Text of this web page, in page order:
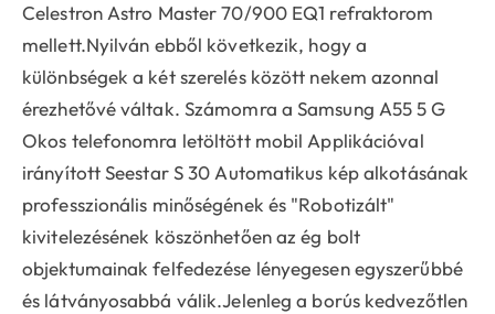
Celestron Astro Master 70/900 EQ1 refraktorom
mellett.Nyilván ebből következik, hogy a
különbségek a két szerelés között nekem azonnal
érezhetővé váltak. Számomra a Samsung A55 5 G
Okos telefonomra letöltött mobil Applikációval
irányított Seestar S 30 Automatikus kép alkotásának
professzionális minőségének és "Robotizált"
kivitelezésének köszönhetően az ég bolt
objektumainak felfedezése lényegesen egyszerűbbé
és látványosabbá válik.Jelenleg a borús kedvezőtlen